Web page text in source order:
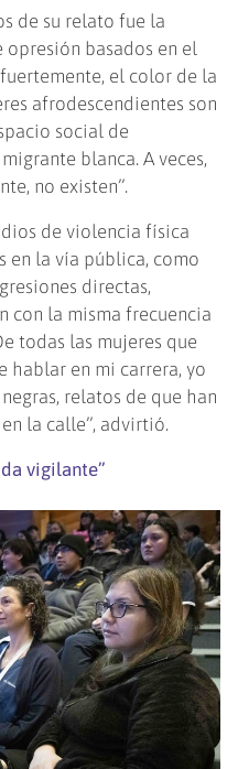
de su relato fue la
basados en el
el color de la
afrodescendientes son
social de
blanca. A veces,
no existen”.
de violencia física
en la vía pública, como
directas,
con la misma frecuencia
todas las mujeres que
en mi carrera, yo
relatos de que han
la calle”, advirtió.
vigilante”